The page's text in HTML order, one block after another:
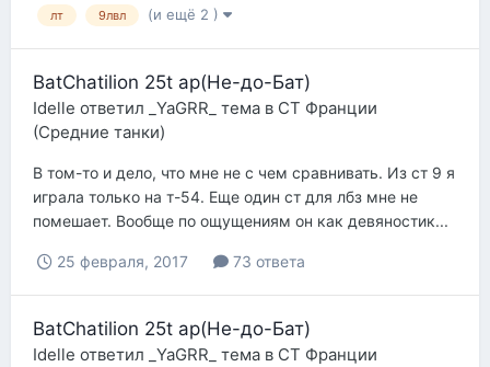
лт 9лвл (и ещё 2 )
BatChatilion 25t ap(Не-до-Бат)
Idelle ответил _YaGRR_ тема в СТ Франции
(Средние танки)
В том-то и дело, что мне не с чем сравнивать. Из ст 9 я
играла только на т-54. Еще один ст для лбз мне не
помешает. Вообще по ощущениям он как девяностик...
25 февраля, 2017 73 ответа
BatChatilion 25t ap(Не-до-Бат)
Idelle ответил _YaGRR_ тема в СТ Франции